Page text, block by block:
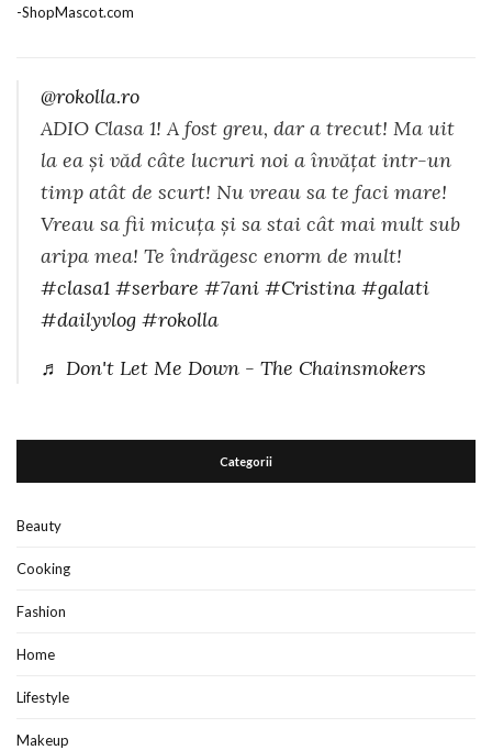
@rokolla.ro
ADIO Clasa 1! A fost greu, dar a trecut! Ma uit
la ea și văd câte lucruri noi a învățat intr-un
timp atât de scurt! Nu vreau sa te faci mare!
Vreau sa fii micuța și sa stai cât mai mult sub
aripa mea! Te îndrăgesc enorm de mult!
#clasa1 #serbare #7ani #Cristina #galati
#dailyvlog #rokolla
♬ Don't Let Me Down - The Chainsmokers
Categorii
Beauty
Cooking
Fashion
Home
Lifestyle
Makeup